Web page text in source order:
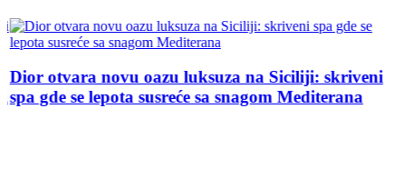
Dior otvara novu oazu luksuza na Siciliji: skriveni
spa gde se lepota susreće sa snagom Mediterana